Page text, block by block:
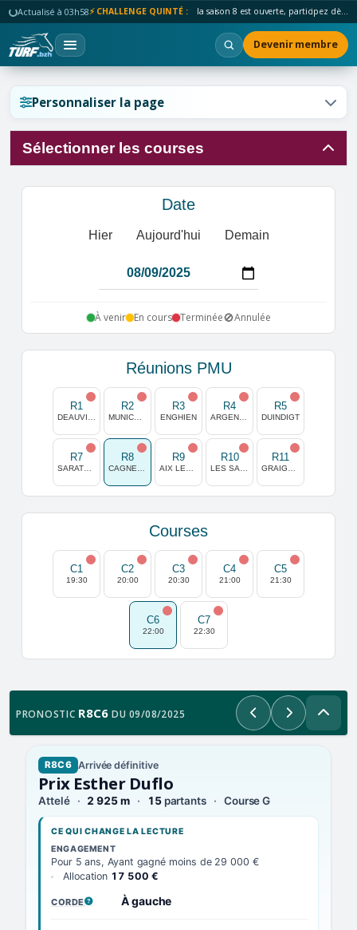
Actualisé à 03h58⚡ CHALLENGE QUINTÉ : la saison 8 est ouverte, participez dès maintenant !
Devenir membre
Personnaliser la page
Sélectionner les courses
Date
Hier Aujourd'hui Demain
À venir En cours Terminée🚫Annulée
Réunions PMU
R1 R2 R3
ENGHIEN
R4 R5
DUINDIGT
R7 R8 R9 R10 R11
Courses
C1
19:30
C2
20:00
C3
20:30
C4
21:00
C5
21:30
C6
22:00
C7
22:30
PRONOSTIC R8C6 DU 09/08/2025 PrécédentSuivant
R8C6 Arrivée définitive
Prix Esther Duflo
Attelé 2 925 m 15partants Course G
CE QUI CHANGE LA LECTURE
ENGAGEMENT
Pour 5 ans, Ayant gagné moins de 29 000 €
Allocation 17 500 €
CORDE
, VOIR LA DÉFINITION
À gauche
Réinitialiser l'affichage ?
Réinitialiser